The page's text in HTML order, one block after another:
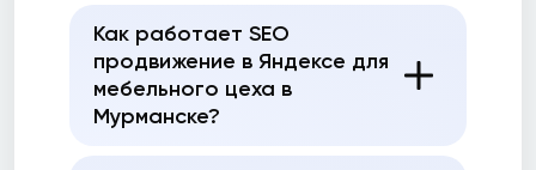
Как работает SEO
продвижение в Яндексе для
мебельного цеха в
Мурманске?